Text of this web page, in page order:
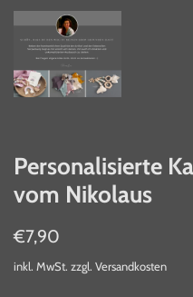
Personalisierte
vom Nikolaus
Normaler
€7,90
inkl. MwSt. zzgl. Versandkosten